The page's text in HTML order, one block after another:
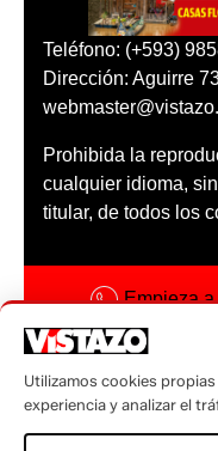
Teléfono: (+593)
Dirección: Aguirre
Prohibida la
cualquier idioma,
titular, de todos los
Empieza
Código
Utilizamos cookies
experiencia y analizar el